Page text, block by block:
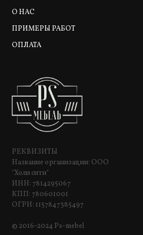
О НАС
ПРИМЕРЫ РАБОТ
ОПЛАТА
РЕКВИЗИТЫ
Название организации: ООО
"Холи сити"
ИНН: 7814295067
КПП: 780601001
ОГРН: 1157847385497
© 2016-2024 Ps-mebel